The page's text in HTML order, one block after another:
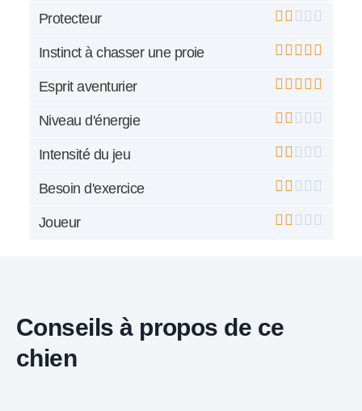
Protecteur
Instinct à chasser une proie
Esprit aventurier
Niveau d'énergie
Intensité du jeu
Besoin d'exercice
Joueur
Conseils à propos de ce
chien